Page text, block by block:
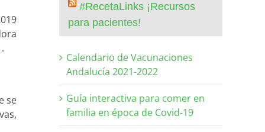
se
#RecetaLinks ¡Recursos
para pacientes!
Calendario de Vacunaciones
Andalucía 2021-2022
Guía interactiva para comer en
familia en época de Covid-19